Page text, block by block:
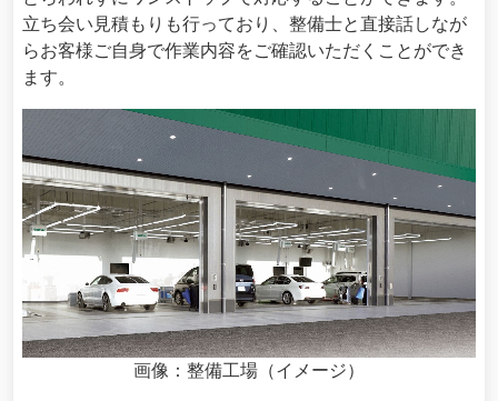
立ち会い見積もりも行っており、整備士と直接話しなが
らお客様ご自身で作業内容をご確認いただくことができ
ます。
画像：整備工場（イメージ）